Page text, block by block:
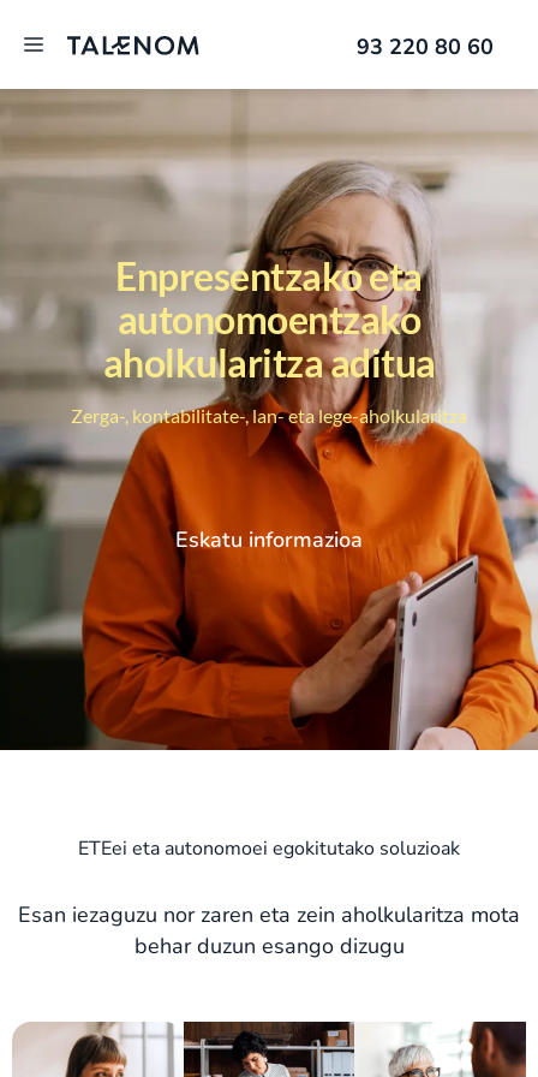
93 220 80 60
Enpresentzako eta
autonomoentzako
aholkularitza aditua
Zerga-, kontabilitate-, lan- eta lege-aholkularitza
Eskatu informazioa
ETEei eta autonomoei egokitutako soluzioak
Esan iezaguzu nor zaren eta zein aholkularitza mota
behar duzun esango dizugu